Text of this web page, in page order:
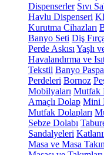
Dispenserler Sıvı
Havlu Dispenseri
Kurutma Cihazları
Banyo Seti Diş
Perde Askısı Yaşlı
Havalandırma ve
Tekstil Banyo
Perdeleri Bornoz
Mobilyaları Mutfak
Amaçlı Dolap Mini
Mutfak Dolapları
Sebze Dolabı
Sandalyeleri
Masa ve Masa